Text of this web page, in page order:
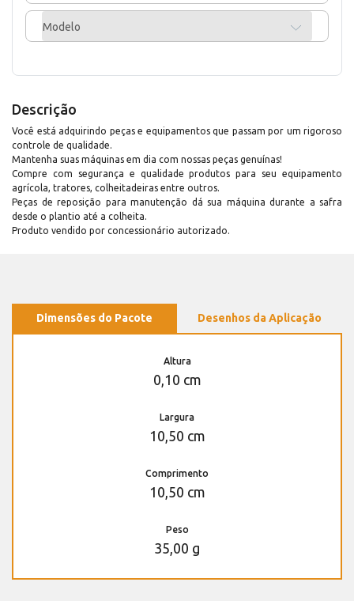
Modelo
Descrição
Você está adquirindo peças e equipamentos que passam por um rigoroso
controle de qualidade.
Mantenha suas máquinas em dia com nossas peças genuínas!
Compre com segurança e qualidade produtos para seu equipamento
agrícola, tratores, colheitadeiras entre outros.
Peças de reposição para manutenção dá sua máquina durante a safra
desde o plantio até a colheita.
Produto vendido por concessionário autorizado.
Dimensões do Pacote Desenhos da Aplicação
Altura
0,10 cm
Largura
10,50 cm
Comprimento
10,50 cm
Peso
35,00 g